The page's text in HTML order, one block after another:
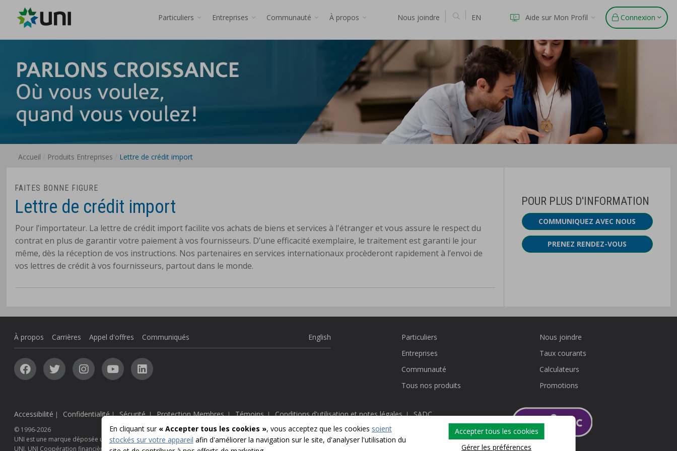
En cliquant sur « Accepter tous les cookies », vous acceptez que les cookies soient
stockés sur votre appareil afin d'améliorer la navigation sur le site, d'analyser l'utilisation du
Accepter tous les cookies
Gérer les préférences
Particuliers Entreprises Communauté À propos Nous joindre EN Aide sur Mon Profil Connexion
Accueil Produits Entreprises Lettre de crédit import
FAITES BONNE FIGURE
Lettre de crédit import
Pour l’importateur. La lettre de crédit import facilite vos achats de biens et services à l'étranger et vous assure le respect du
contrat en plus de garantir votre paiement à vos fournisseurs. D’une efficacité exemplaire, le traitement est garanti le jour
même, dès la réception de vos instructions. Nos partenaires en services internationaux procèderont rapidement à l’envoi de
vos lettres de crédit à vos fournisseurs, partout dans le monde.
POUR PLUS D'INFORMATION
COMMUNIQUEZ AVEC NOUS
PRENEZ RENDEZ-VOUS
À propos Carrières Appel d'offres Communiqués English
Particuliers
Entreprises
Communauté
Tous nos produits
Nous joindre
Taux courants
Calculateurs
Promotions
Accessibilité | Confidentialité|Sécurité|Protection Membres|Témoins|Conditions d'utilisation et notes légales|SADC
© 1996-2026
UNI est une marque déposée utilisée sous licence au Canada par Caisse populaire acadienne ltée.
UNI, UNI Coopération financière et UNI Entreprises sont des noms commerciaux utilisés par Caisse populaire acadienne ltée, membre de la SADC.